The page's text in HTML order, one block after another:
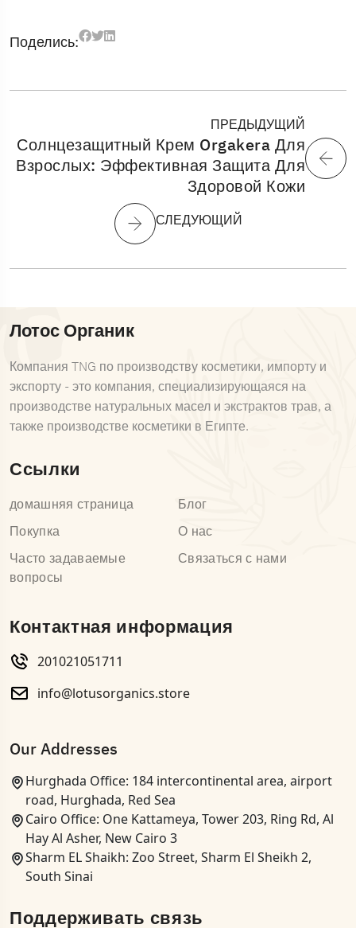
Поделись:
ПРЕДЫДУЩИЙ
Солнцезащитный Крем Orgakera Для
Взрослых: Эффективная Защита Для
Здоровой Кожи
СЛЕДУЮЩИЙ
Лотос Органик
Компания TNG по производству косметики, импорту и
экспорту - это компания, специализирующаяся на
производстве натуральных масел и экстрактов трав, а
также производстве косметики в Египте.
Ссылки
домашняя страница
Блог
Покупка
О нас
Часто задаваемые
вопросы
Связаться с нами
Поддерживать связь
Контактная информация
201021051711
info@lotusorganics.store
Our Addresses
Hurghada Office: 184 intercontinental area, airport
road, Hurghada, Red Sea
Cairo Office: One Kattameya, Tower 203, Ring Rd, Al
Hay Al Asher, New Cairo 3
Sharm EL Shaikh: Zoo Street, Sharm El Sheikh 2,
South Sinai